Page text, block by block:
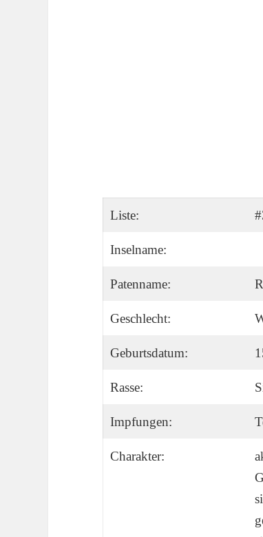
Liste:
Inselname:
Patenname:
Geschlecht:
Geburtsdatum:
Rasse:
Impfungen:
Charakter: